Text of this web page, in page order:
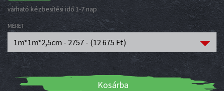
várható kézbesítési idő 1-7 nap
MÉRET
1m*1m*2,5cm - 2757 - (12 675 Ft)
Kosárba